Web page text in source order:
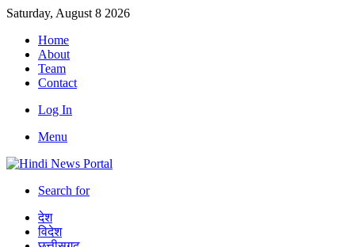
Saturday, August 8 2026
Home
About
Team
Contact
Log In
Menu
Search for
देश
विदेश